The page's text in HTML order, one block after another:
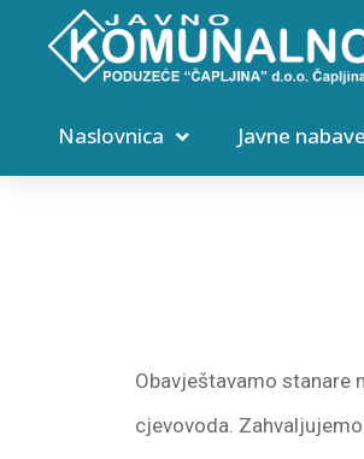
Naslovnica Javne nabave
Obavještavamo stanare
cjevovoda.